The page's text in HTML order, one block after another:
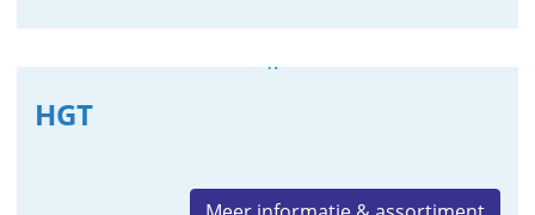
HGT